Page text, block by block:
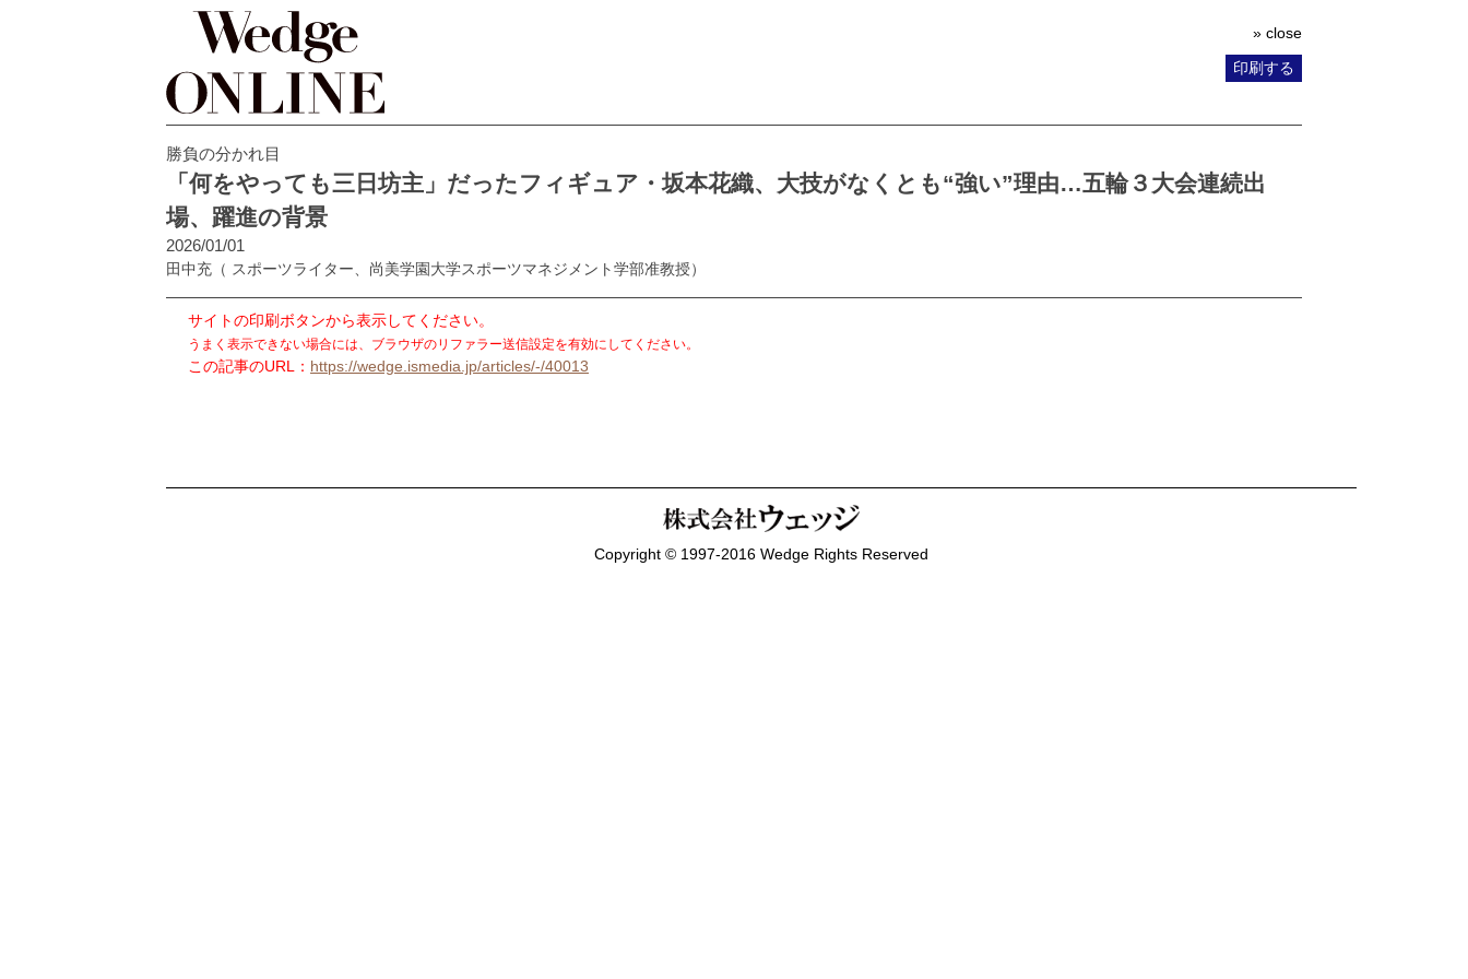
» close
印刷する
勝負の分かれ目
「何をやっても三日坊主」だったフィギュア・坂本花織、大技がなくとも“強い”理由…五輪３大会連続出
場、躍進の背景
2026/01/01
田中充 （ スポーツライター、尚美学園大学スポーツマネジメント学部准教授）
サイトの印刷ボタンから表示してください。
うまく表示できない場合には、ブラウザのリファラー送信設定を有効にしてください。
この記事のURL： https://wedge.ismedia.jp/articles/-/40013
Copyright © 1997-2016 Wedge Rights Reserved